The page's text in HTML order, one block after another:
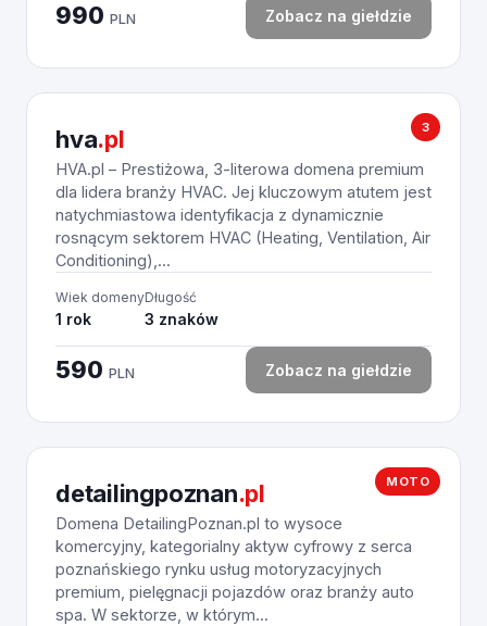
990 PLN Zobacz na giełdzie
3
hva.pl
HVA.pl – Prestiżowa, 3-literowa domena premium
dla lidera branży HVAC. Jej kluczowym atutem jest
natychmiastowa identyfikacja z dynamicznie
rosnącym sektorem HVAC (Heating, Ventilation, Air
Conditioning),...
Wiek domeny
1 rok
Długość
3 znaków
590 PLN Zobacz na giełdzie
MOTO
detailingpoznan.pl
Domena DetailingPoznan.pl to wysoce
komercyjny, kategorialny aktyw cyfrowy z serca
poznańskiego rynku usług motoryzacyjnych
premium, pielęgnacji pojazdów oraz branży auto
spa. W sektorze, w którym...